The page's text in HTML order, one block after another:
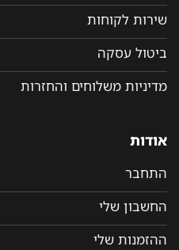
שירות לקוחות
ביטול עסקה
מדיניות משלוחים והחזרות
אודות
התחבר
החשבון שלי
ההזמנות שלי